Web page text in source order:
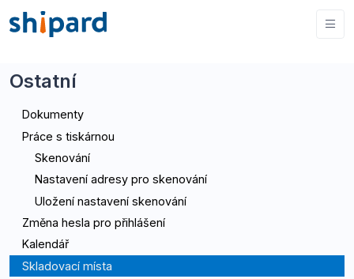
Ostatní
Dokumenty
Práce s tiskárnou
Skenování
Nastavení adresy pro skenování
Uložení nastavení skenování
Změna hesla pro přihlášení
Kalendář
Skladovací místa